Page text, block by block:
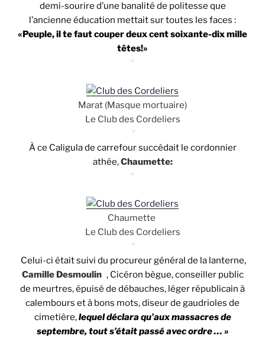
demi-sourire d’une banalité de politesse que
l’ancienne éducation mettait sur toutes les faces :
«Peuple, il te faut couper deux cent soixante-dix mille
têtes!»
*
Marat (Masque mortuaire)
Le Club des Cordeliers
*
À ce Caligula de carrefour succédait le cordonnier
athée,Chaumette:
*
Chaumette
Le Club des Cordeliers
*
Celui-ci était suivi du procureur général de la lanterne,
Camille Desmoulins , Cicéron bègue, conseiller public
de meurtres, épuisé de débauches, léger républicain à
calembours et à bons mots, diseur de gaudrioles de
cimetière,lequel déclara qu’aux massacres de
septembre, tout s’était passé avec ordre … »